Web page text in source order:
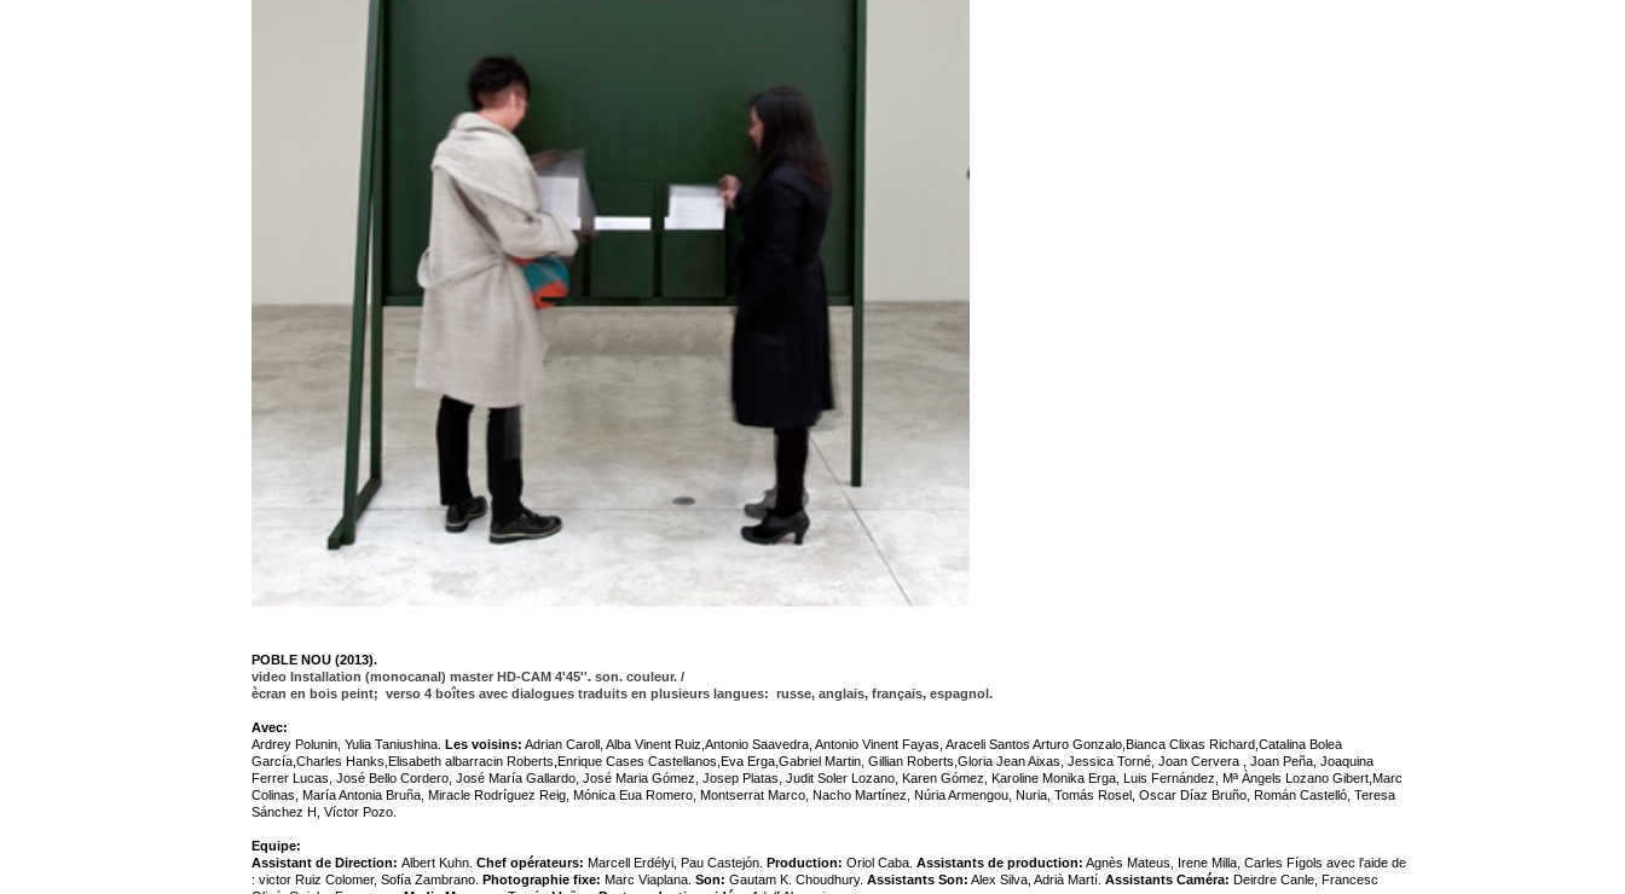
POBLE NOU (2013).
video Installation (monocanal) master HD-CAM 4'45''. son. couleur. /
ècran en bois peint; verso 4 boîtes avec dialogues traduits en plusieurs langues: russe, anglais, français, espagnol.
Avec:
Ardrey Polunin, Yulia Taniushina. Les voisins: Adrian Caroll, Alba Vinent Ruiz,Antonio Saavedra, Antonio Vinent Fayas, Araceli Santos Arturo Gonzalo,Bianca Clixas Richard,Catalina Bolea
García,Charles Hanks,Elisabeth albarracin Roberts,Enrique Cases Castellanos,Eva Erga,Gabriel Martin, Gillian Roberts,Gloria Jean Aixas, Jessica Torné, Joan Cervera , Joan Peña, Joaquina
Ferrer Lucas, José Bello Cordero, José María Gallardo, José Maria Gómez, Josep Platas, Judit Soler Lozano, Karen Gómez, Karoline Monika Erga, Luis Fernández, Mª Àngels Lozano Gibert,Marc
Colinas, María Antonia Bruña, Miracle Rodríguez Reig, Mónica Eua Romero, Montserrat Marco, Nacho Martínez, Núria Armengou, Nuria, Tomás Rosel, Oscar Díaz Bruño, Román Castelló, Teresa
Sánchez H, Víctor Pozo.
Equipe:
Assistant de Direction: Albert Kuhn. Chef opérateurs: Marcell Erdélyi, Pau Castejón. Production: Oriol Caba. Assistants de production: Agnès Mateus, Irene Milla, Carles Fígols avec l'aide de
: victor Ruiz Colomer, Sofía Zambrano. Photographie fixe: Marc Viaplana. Son: Gautam K. Choudhury. Assistants Son: Alex Silva, Adrià Martí. Assistants Caméra: Deirdre Canle, Francesc